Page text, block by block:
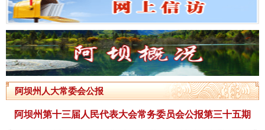
阿坝州人大常委会公报
阿坝州第十三届人民代表大会常务委员会公报第三十五期